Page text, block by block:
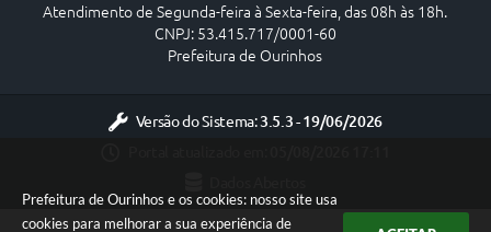
Prefeitura de Ourinhos e os cookies: nosso site usa
cookies para melhorar a sua experiência de
Atendimento de Segunda-feira à Sexta-feira, das 08h às 18h.
CNPJ: 53.415.717/0001-60
Prefeitura de Ourinhos
Versão do Sistema:3.5.3 - 19/06/2026